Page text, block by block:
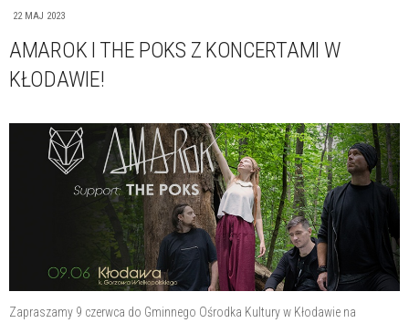
22 MAJ 2023
AMAROK I THE POKS Z KONCERTAMI W
KŁODAWIE!
Zapraszamy 9 czerwca do Gminnego Ośrodka Kultury w Kłodawie na